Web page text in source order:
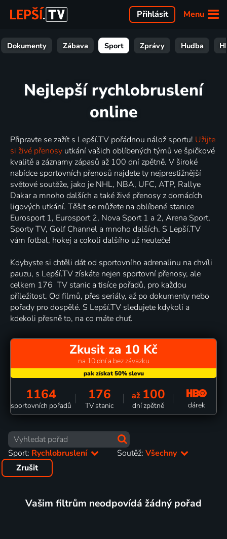
Menu
Přihlásit
Dokumenty Zábava Sport Zprávy Hudba
Nejlepší rychlobruslení
online
Připravte se zažít s Lepší.TV pořádnou nálož sportu! Užijte
si živé přenosy utkání vašich oblíbených týmů ve špičkové
kvalitě a záznamy zápasů až 100 dní zpětně. V široké
nabídce sportovních přenosů najdete ty nejprestižnější
světové soutěže, jako je NHL, NBA, UFC, ATP, Rallye
Dakar a mnoho dalších a také živé přenosy z domácích
ligových utkání. Těšit se můžete na oblíbené stanice
Eurosport 1, Eurosport 2, Nova Sport 1 a 2, Arena Sport,
Sporty TV, Golf Channel a mnoho dalších. S Lepší.TV
vám fotbal, hokej a cokoli dalšího už neuteče!
Kdybyste si chtěli dát od sportovního adrenalinu na chvíli
pauzu, s Lepší.TV získáte nejen sportovní přenosy, ale
celkem 176 TV stanic a tisíce pořadů, pro každou
příležitost. Od filmů, přes seriály, až po dokumenty nebo
pořady pro dospělé. S Lepší.TV sledujete kdykoli a
kdekoli přesně to, na co máte chuť.
Zkusit za 10 Kč
na 10 dní a bez závazku
1164
sportovních pořadů
176
TV stanic
až 100
dní zpětně dárek
Sport: Rychlobruslení Soutěž:Všechny
Zrušit
Vašim filtrům neodpovídá žádný pořad